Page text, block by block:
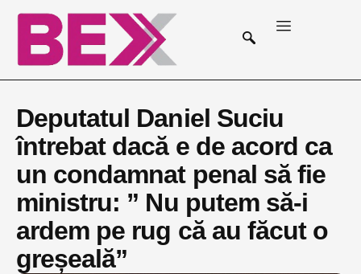
Deputatul Daniel Suciu
întrebat dacă e de acord ca
un condamnat penal să fie
ministru: ” Nu putem să-i
ardem pe rug că au făcut o
greșeală”